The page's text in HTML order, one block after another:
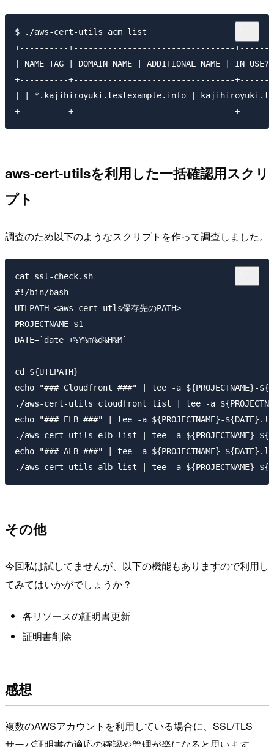
$ ./aws-cert-utils acm list
+----------+---------------------------------
| NAME TAG | DOMAIN NAME | ADDITIONAL NAME | IN
+----------+---------------------------------
| | *.kajihiroyuki.testexample.info |
aws-cert-utilsを利用した一括確認用スクリ
プト
調査のため以下のようなスクリプトを作って調査しました。
cat ssl-check.sh
#!/bin/bash
UTLPATH=<aws-cert-utls保存先のPATH>
PROJECTNAME=$1
DATE=`date +%Y%m%d%H%M`
cd ${UTLPATH}
echo "### Cloudfront ###" | tee -a ${PROJECTNAME}-
./aws-cert-utils cloudfront list | tee -a
echo "### ELB ###" | tee -a ${PROJECTNAME}-
./aws-cert-utils elb list | tee -a ${PROJECTNAME}-
echo "### ALB ###" | tee -a ${PROJECTNAME}-
その他
今回私は試してませんが、以下の機能もありますので利用し
てみてはいかがでしょうか？
各リソースの証明書更新
証明書削除
感想
複数のAWSアカウントを利用している場合に、SSL/TLS